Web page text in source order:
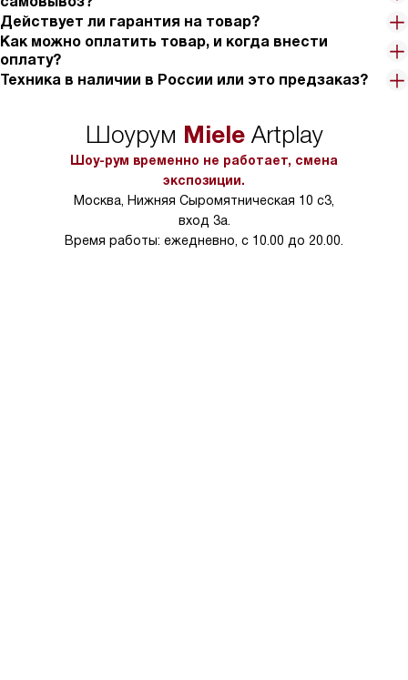
Действует ли гарантия на товар?
Как можно оплатить товар, и когда внести
оплату?
Техника в наличии в России или это предзаказ?
Шоурум MieleArtplay
Шоу-рум временно не работает, смена
экспозиции.
Москва, Нижняя Сыромятническая 10 с3,
вход 3а.
Время работы: ежедневно, с 10.00 до 20.00.